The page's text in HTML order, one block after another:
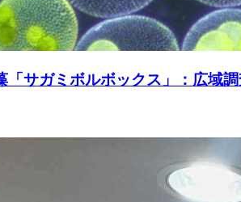
サガミボルボックス」：広域